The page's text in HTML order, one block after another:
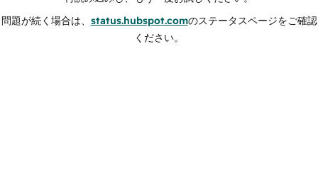
問題が続く場合は、 status.hubspot.comのステータスページをご確認
ください。